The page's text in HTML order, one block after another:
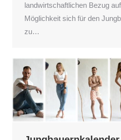
landwirtschaftlichen Bezug
Möglichkeit sich für den
zu…